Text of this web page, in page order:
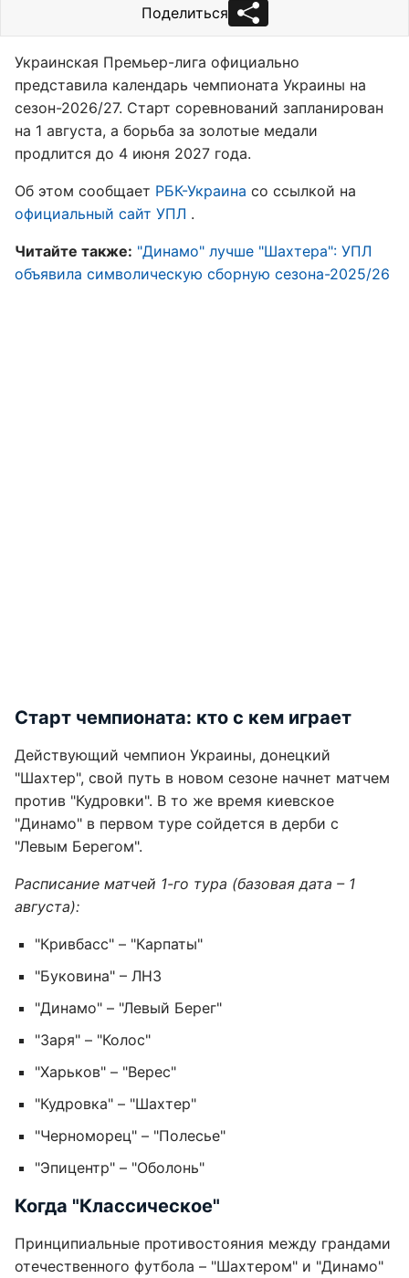
Поделиться
Украинская Премьер-лига официально
представила календарь чемпионата Украины на
сезон-2026/27. Старт соревнований запланирован
на 1 августа, а борьба за золотые медали
продлится до 4 июня 2027 года.
Об этом сообщает РБК-Украина со ссылкой на
официальный сайт УПЛ .
Читайте также: "Динамо" лучше "Шахтера": УПЛ
объявила символическую сборную сезона-2025/26
Старт чемпионата: кто с кем играет
Действующий чемпион Украины, донецкий
"Шахтер", свой путь в новом сезоне начнет матчем
против "Кудровки". В то же время киевское
"Динамо" в первом туре сойдется в дерби с
"Левым Берегом".
Расписание матчей 1-го тура (базовая дата – 1
августа):
"Кривбасс" – "Карпаты"
"Буковина" – ЛНЗ
"Динамо" – "Левый Берег"
"Заря" – "Колос"
"Харьков" – "Верес"
"Кудровка" – "Шахтер"
"Черноморец" – "Полесье"
"Эпицентр" – "Оболонь"
Когда "Классическое"
Принципиальные противостояния между грандами
отечественного футбола – "Шахтером" и "Динамо"